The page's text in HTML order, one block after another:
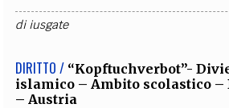
diiusgate
DIRITTO / “Kopftuchverbot”-
islamico – Ambito scolastico –
– Austria